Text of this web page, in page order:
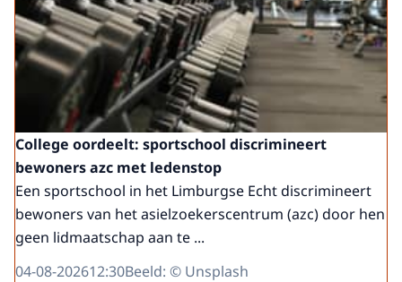
College oordeelt: sportschool discrimineert
bewoners azc met ledenstop
Een sportschool in het Limburgse Echt discrimineert
bewoners van het asielzoekerscentrum (azc) door hen
geen lidmaatschap aan te ...
04-08-202612:30Beeld: © Unsplash